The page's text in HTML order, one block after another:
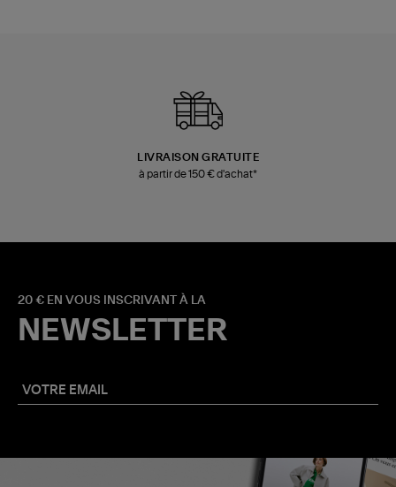
LIVRAISON GRATUITE
à partir de 150 € d'achat*
20 € EN VOUS INSCRIVANT À LA
NEWSLETTER